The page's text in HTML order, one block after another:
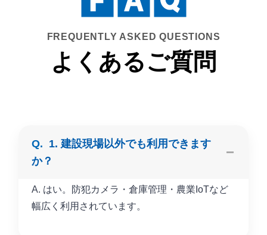
FREQUENTLY ASKED QUESTIONS
よくあるご質問
1. 建設現場以外でも利用できます
か？
A. はい。防犯カメラ・倉庫管理・農業IoTなど
幅広く利用されています。